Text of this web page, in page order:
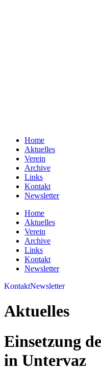
Home
Aktuelles
Verein
Archive
Links
Kontakt
Newsletter
Home
Aktuelles
Verein
Archive
Links
Kontakt
Newsletter
KontaktNewsletter
Aktuelles
Einsetzung
in Untervaz